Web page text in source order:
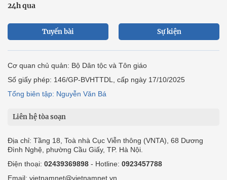
24h qua
Tuyến bài Sự kiện
Cơ quan chủ quản: Bộ Dân tộc và Tôn giáo
Số giấy phép: 146/GP-BVHTTDL, cấp ngày 17/10/2025
Tổng biên tập: Nguyễn Văn Bá
Liên hệ tòa soạn
Địa chỉ: Tầng 18, Toà nhà Cục Viễn thông (VNTA), 68 Dương
Đình Nghệ, phường Cầu Giấy, TP. Hà Nội.
Điện thoại: 02439369898 - Hotline: 0923457788
Email: vietnamnet@vietnamnet.vn